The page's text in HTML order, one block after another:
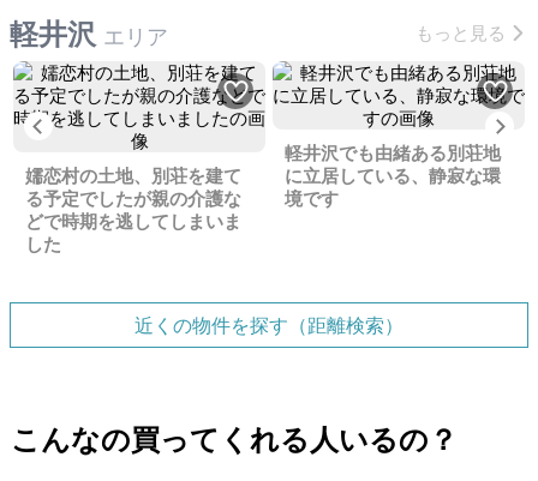
軽井沢 エリア もっと見る
Previous
嬬恋村の土地、別荘を建て
る予定でしたが親の介護な
どで時期を逃してしまいま
した
軽井沢でも由緒ある別荘地
に立居している、静寂な環
境です
近くの物件を探す（距離検索）
こんなの買ってくれる人いるの？